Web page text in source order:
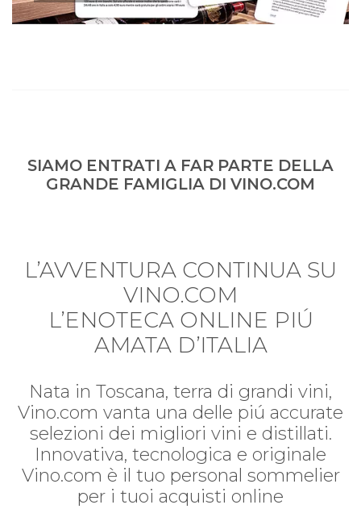
SIAMO ENTRATI A FAR PARTE DELLA
GRANDE FAMIGLIA DI VINO.COM
L’AVVENTURA CONTINUA SU
VINO.COM
L’ENOTECA ONLINE PIÚ
AMATA D’ITALIA
Nata in Toscana, terra di grandi vini,
Vino.com vanta una delle piú accurate
selezioni dei migliori vini e distillati.
Innovativa, tecnologica e originale
Vino.com è il tuo personal sommelier
per i tuoi acquisti online